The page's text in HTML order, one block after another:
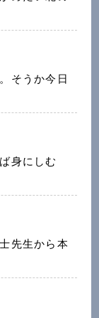
そうか今日
身にしむ
先生から本